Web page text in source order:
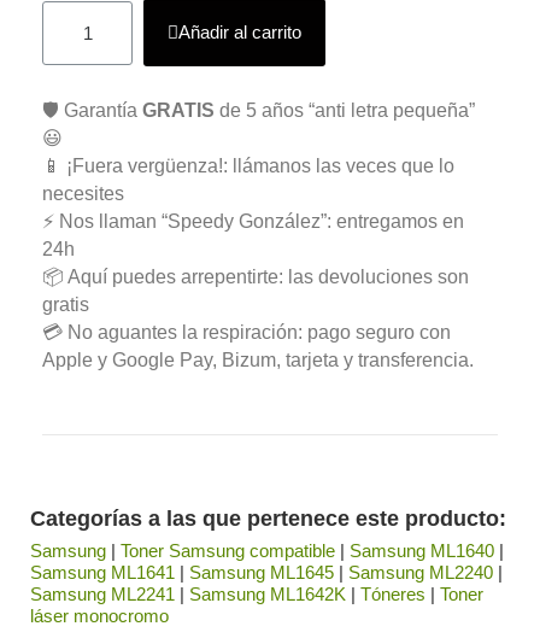
Añadir al carrito
🛡️ Garantía GRATIS de 5 años “anti letra pequeña”
😃
📱 ¡Fuera vergüenza!: llámanos las veces que lo
necesites
⚡ Nos llaman “Speedy González”: entregamos en
24h
📦 Aquí puedes arrepentirte: las devoluciones son
gratis
💳 No aguantes la respiración: pago seguro con
Apple y Google Pay, Bizum, tarjeta y transferencia.
Categorías a las que pertenece este producto:
Samsung | Toner Samsung compatible | Samsung ML1640 |
Samsung ML1641 | Samsung ML1645 | Samsung ML2240 |
Samsung ML2241 | Samsung ML1642K | Tóneres | Toner
láser monocromo